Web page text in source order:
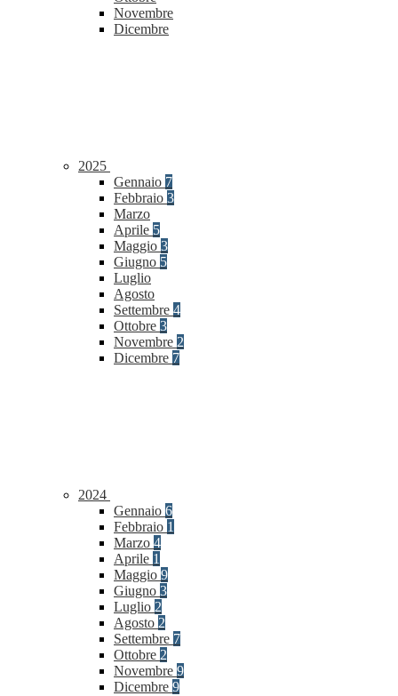
Novembre
Dicembre
2025
Gennaio 7
Febbraio 3
Marzo
Aprile 5
Maggio 3
Giugno 5
Luglio
Agosto
Settembre 4
Ottobre 3
Novembre 2
Dicembre 7
2024
Gennaio 6
Febbraio 1
Marzo 4
Aprile 1
Maggio 9
Giugno 3
Luglio 2
Agosto 2
Settembre 7
Ottobre 2
Novembre 9
Dicembre 9